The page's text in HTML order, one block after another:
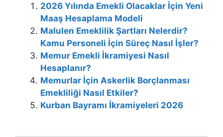
2026 Yılında Emekli Olacaklar İçin Yeni
Maaş Hesaplama Modeli
Malulen Emeklilik Şartları Nelerdir?
Kamu Personeli İçin Süreç Nasıl İşler?
Memur Emekli İkramiyesi Nasıl
Hesaplanır?
Memurlar İçin Askerlik Borçlanması
Emekliliği Nasıl Etkiler?
Kurban Bayramı İkramiyeleri 2026